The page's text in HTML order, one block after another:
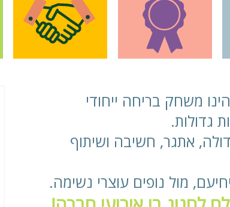
הינו משחק בריחה ייחודי
גדולות.
אתגר, חשיבה ושיתוף
מול נופים עוצרי נשימה.